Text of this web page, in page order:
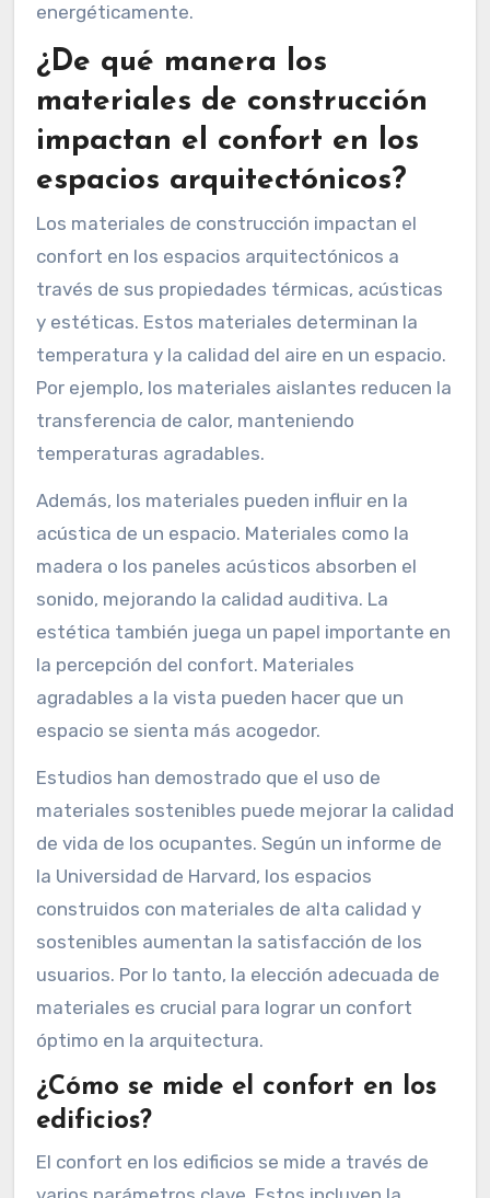
energéticamente.
¿De qué manera los
materiales de construcción
impactan el confort en los
espacios arquitectónicos?
Los materiales de construcción impactan el
confort en los espacios arquitectónicos a
través de sus propiedades térmicas, acústicas
y estéticas. Estos materiales determinan la
temperatura y la calidad del aire en un espacio.
Por ejemplo, los materiales aislantes reducen la
transferencia de calor, manteniendo
temperaturas agradables.
Además, los materiales pueden influir en la
acústica de un espacio. Materiales como la
madera o los paneles acústicos absorben el
sonido, mejorando la calidad auditiva. La
estética también juega un papel importante en
la percepción del confort. Materiales
agradables a la vista pueden hacer que un
espacio se sienta más acogedor.
Estudios han demostrado que el uso de
materiales sostenibles puede mejorar la calidad
de vida de los ocupantes. Según un informe de
la Universidad de Harvard, los espacios
construidos con materiales de alta calidad y
sostenibles aumentan la satisfacción de los
usuarios. Por lo tanto, la elección adecuada de
materiales es crucial para lograr un confort
óptimo en la arquitectura.
¿Cómo se mide el confort en los
edificios?
El confort en los edificios se mide a través de